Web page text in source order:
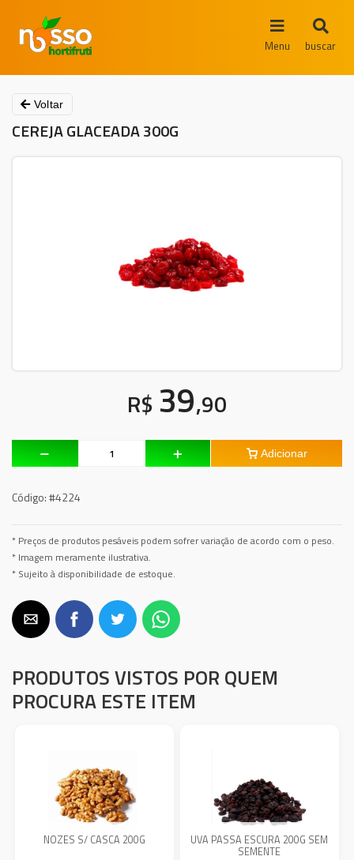
Menu buscar
Voltar
CEREJA GLACEADA 300G
R$ 39,90
Adicionar
Código:#4224
* Preços de produtos pesáveis podem sofrer variação de acordo com o peso.
* Imagem meramente ilustrativa.
* Sujeito à disponibilidade de estoque.
PRODUTOS VISTOS POR QUEM
PROCURA ESTE ITEM
NOZES S/ CASCA 200G UVA PASSA ESCURA 200G SEM
SEMENTE